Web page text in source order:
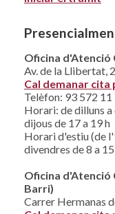
Oficina d'Atenció
Av. de la Llibertat, 2
Cal demanar cita
Telèfon: 93 572 11
Horari: de dilluns a
dijous de 17 a 19 h
Horari d'estiu (de
divendres de 8 a
Oficina d'Atenció
Barri)
Carrer Hermanas